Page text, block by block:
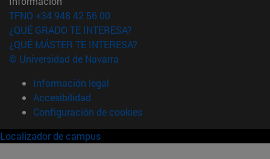
TFNO +34 948 42 56 00
¿QUÉ GRADO TE INTERESA?
¿QUÉ MÁSTER TE INTERESA?
© Universidad de Navarra
Información legal
Accesibilidad
Configuración de cookies
Localizador de campus